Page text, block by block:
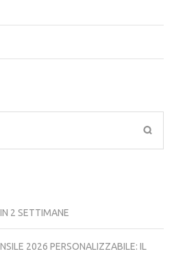
2 SETTIMANE
2026 PERSONALIZZABILE: IL